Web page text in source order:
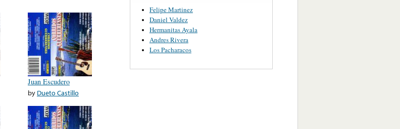
Juan Escudero
by Dueto Castillo
Felipe Martinez
Daniel Valdez
Hermanitas Ayala
Andres Rivera
Los Pacharacos